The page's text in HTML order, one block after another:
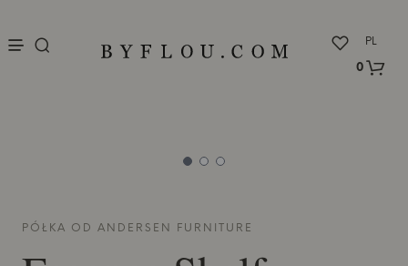
PL
0
PÓŁKA OD ANDERSEN FURNITURE